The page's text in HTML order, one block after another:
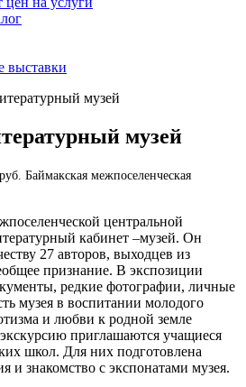
выставки
музей
музей
Баймакская межпоселенческая
центральной
кабинет –музей. Он
27 авторов, выходцев из
признание. В экспозиции
редкие фотографии, личные
музея в воспитании молодого
и любви к родной земле
приглашаются учащиеся
школ. Для них подготовлена
и знакомство с экспонатами музея.